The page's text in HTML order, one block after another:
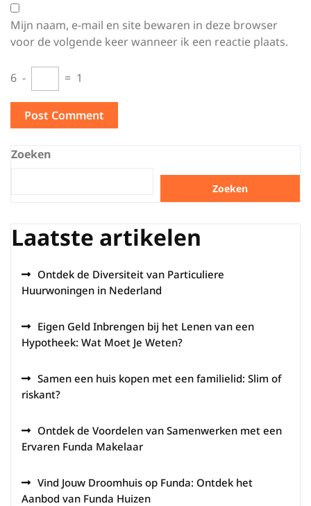
Mijn naam, e-mail en site bewaren in deze browser
voor de volgende keer wanneer ik een reactie plaats.
6 − = 1
Zoeken
Zoeken
Laatste artikelen
Ontdek de Diversiteit van Particuliere
Huurwoningen in Nederland
Eigen Geld Inbrengen bij het Lenen van een
Hypotheek: Wat Moet Je Weten?
Samen een huis kopen met een familielid: Slim of
riskant?
Ontdek de Voordelen van Samenwerken met een
Ervaren Funda Makelaar
Vind Jouw Droomhuis op Funda: Ontdek het
Aanbod van Funda Huizen